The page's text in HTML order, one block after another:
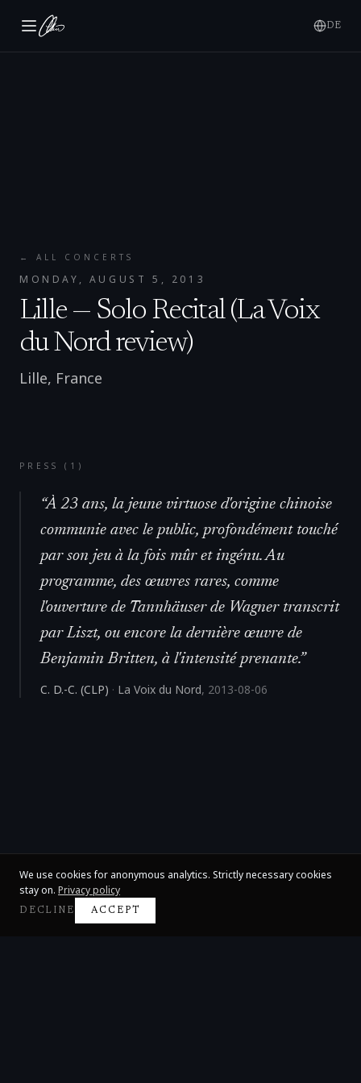
DE
← ALL CONCERTS
MONDAY, AUGUST 5, 2013
Lille — Solo Recital (La Voix
du Nord review)
Lille, France
PRESS ( 1 )
“À 23 ans, la jeune virtuose d'origine chinoise
communie avec le public, profondément touché
par son jeu à la fois mûr et ingénu. Au
programme, des œuvres rares, comme
l'ouverture de Tannhäuser de Wagner transcrit
par Liszt, ou encore la dernière œuvre de
Benjamin Britten, à l'intensité prenante.”
C. D.-C. (CLP) · La Voix du Nord, 2013-08-06
We use cookies for anonymous analytics. Strictly necessary cookies
stay on. Privacy policy
DECLINE ACCEPT